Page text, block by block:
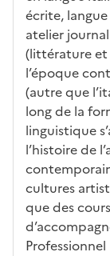
écrite,
atelier
(littérature et
l’époque
(autre que
long de la
linguistique
l’histoire de
cultures
que des